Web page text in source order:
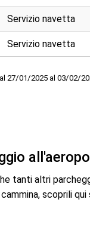
Servizio navetta
Servizio navetta
27/01/2025 al 03/02/
tanti altri
scoprili